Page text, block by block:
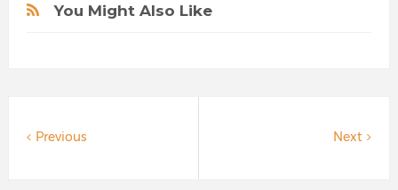
You Might Also Like
Next
Previous